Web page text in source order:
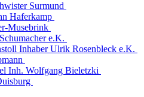
Surmund
Haferkamp
Musebrink
e.K.
Inhaber Ulrik Rosenbleck e.K.
Inh. Wolfgang Bieletzki